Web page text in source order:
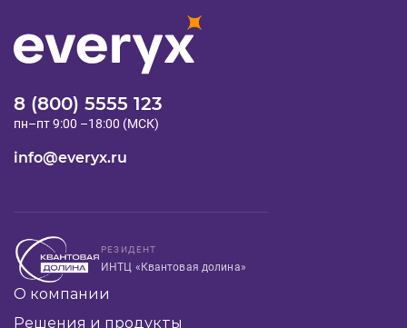
8 (800) 5555 123
пн–пт 9:00 –18:00 (МСК)
info@everyx.ru
РЕЗИДЕНТ
ИНТЦ «Квантовая долина»
О компании
Решения и продукты